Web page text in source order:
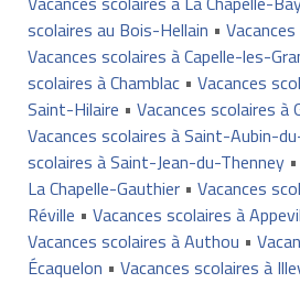
scolaires au Bois-Hellain •
Vacances scolaires à Capelle-les-
scolaires à Chamblac• Vacances
Saint-Hilaire • Vacances scolaires à
Vacances scolaires à Saint-Aubin-
scolaires à Saint-Jean-du-Thenney•
La Chapelle-Gauthier• Vacances
Réville • Vacances scolaires à
Vacances scolaires à Authou •
Écaquelon • Vacances scolaires à